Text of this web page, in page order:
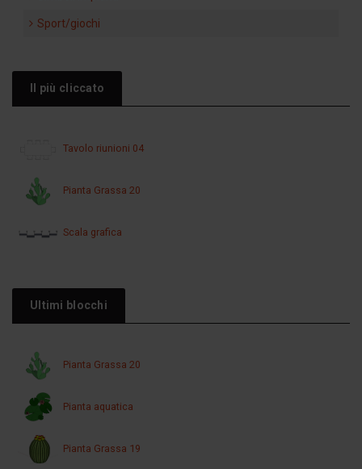
Sport/giochi
Il più cliccato
Tavolo riunioni 04
Pianta Grassa 20
Scala grafica
Ultimi blocchi
Pianta Grassa 20
Pianta aquatica
Pianta Grassa 19